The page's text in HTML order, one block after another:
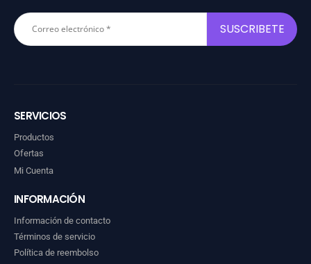
SERVICIOS
Productos
Ofertas
Mi Cuenta
INFORMACIÓN
Información de contacto
Términos de servicio
Política de reembolso